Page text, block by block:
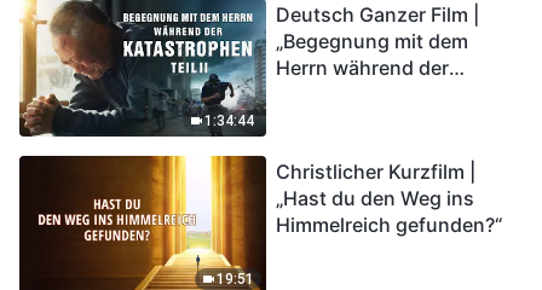
1:34:44
Deutsch Ganzer Film |
„Begegnung mit dem
Herrn während der
in das Königreich Gottes
eintreten?
19:51
Christlicher Kurzfilm |
„Hast du den Weg ins
Himmelreich gefunden?“